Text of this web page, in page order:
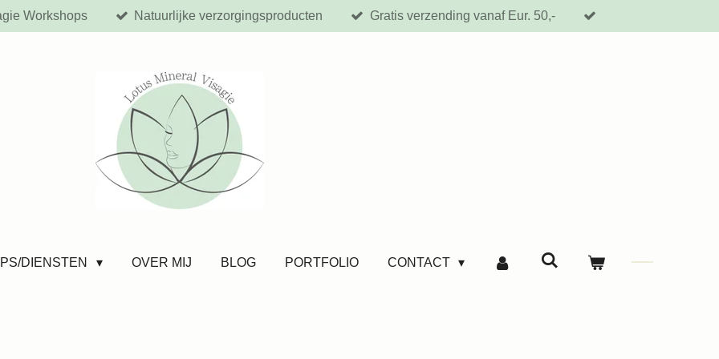
Workshops Natuurlijke verzorgingsproducten Gratis verzending vanaf Eur. 50,-
DIENSTEN OVER MIJ BLOG PORTFOLIO CONTACT